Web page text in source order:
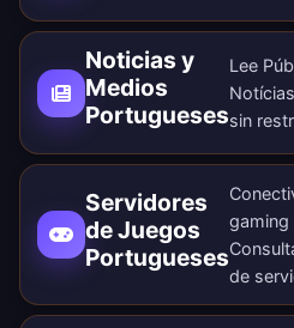
Noticias y
Medios
Portugueses
Lee
sin
Servidores
de Juegos
Portugueses
gaming
de